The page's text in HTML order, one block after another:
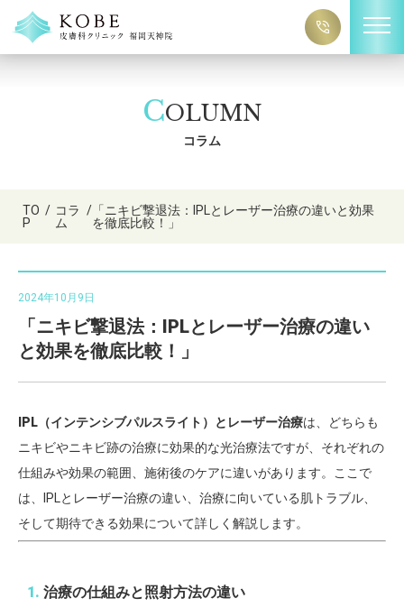
COLUMN
コラム
TO
P
/ コラ
ム
/ 「ニキビ撃退法：IPLとレーザー治療の違いと効果
を徹底比較！」
2024年10月9日
「ニキビ撃退法：IPLとレーザー治療の違い
と効果を徹底比較！」
IPL（インテンシブパルスライト）とレーザー治療は、どちらも
ニキビやニキビ跡の治療に効果的な光治療法ですが、それぞれの
仕組みや効果の範囲、施術後のケアに違いがあります。ここで
は、IPLとレーザー治療の違い、治療に向いている肌トラブル、
そして期待できる効果について詳しく解説します。
1. 治療の仕組みと照射方法の違い